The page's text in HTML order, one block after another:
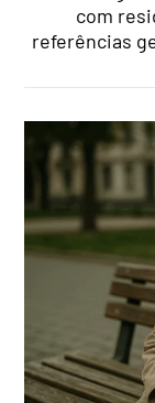
com
referências